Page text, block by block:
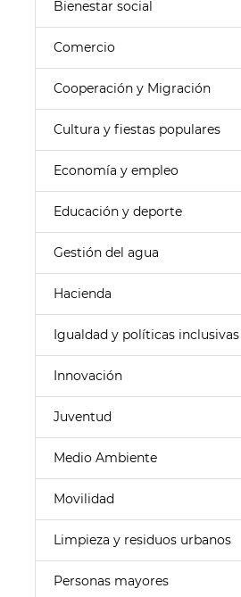
Bienestar social
Comercio
Cooperación y Migración
Cultura y fiestas populares
Economía y empleo
Educación y deporte
Gestión del agua
Hacienda
Igualdad y políticas inclusivas
Innovación
Juventud
Medio Ambiente
Movilidad
Limpieza y residuos urbanos
Personas mayores